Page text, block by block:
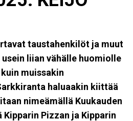
taustahenkilöt ja muut
liian vähälle huomiolle
muissakin
haluaakin kiittää
nimeämällä Kuukauden
Pizzan ja Kipparin